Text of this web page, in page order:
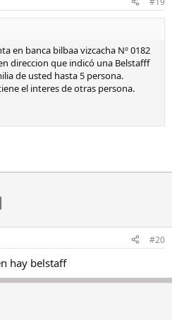
en banca bilbaa vizcacha Nº 0182
direccion que indicó una Belstafff
de usted hasta 5 persona.
el interes de otras persona.
#20
hay belstaff